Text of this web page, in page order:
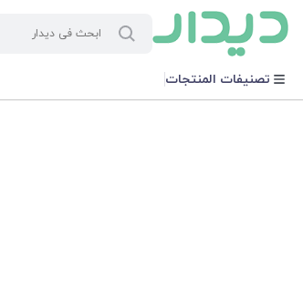
تصنيفات المنتجات